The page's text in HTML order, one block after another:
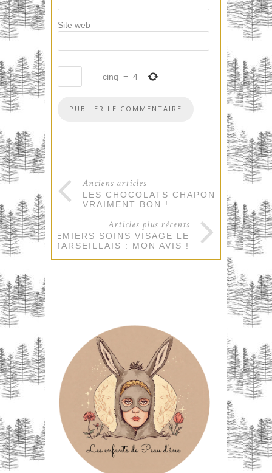
Site web
− cinq = 4
Anciens articles
LES CHOCOLATS CHAPON, C’EST
VRAIMENT BON !
Articles plus récents
LES PREMIERS SOINS VISAGE LE
PETIT MARSEILLAIS : MON AVIS !